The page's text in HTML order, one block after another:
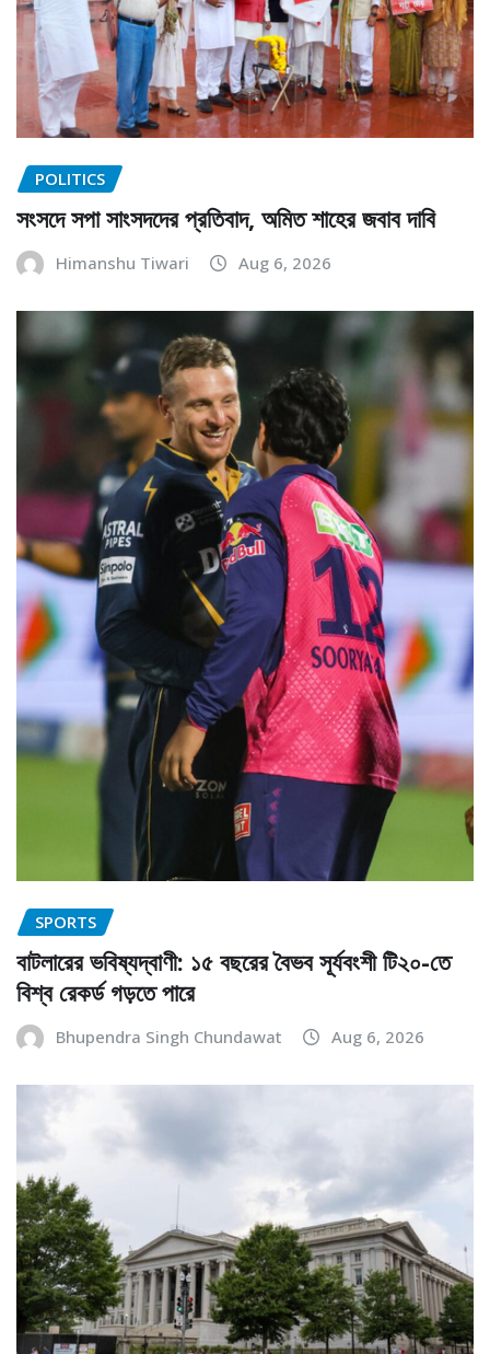
POLITICS
সংসদে সপা সাংসদদের প্রতিবাদ, অমিত শাহের জবাব দাবি
Himanshu Tiwari Aug 6, 2026
SPORTS
বাটলারের ভবিষ্যদ্বাণী: ১৫ বছরের বৈভব সূর্যবংশী টি২০-তে
বিশ্ব রেকর্ড গড়তে পারে
Bhupendra Singh Chundawat Aug 6, 2026